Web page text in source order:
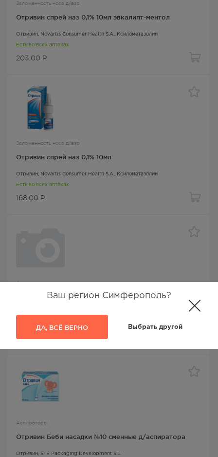
Ваш регион Симферополь?
ДА, ВСЁ ВЕРНО Выбрать другой
Заложенность носа д/взр
Отривин спрей наз 0,1% 10мл эвкалипт-ментол
Отривин , Novartis Consumer Health S.A., Ксилометазолин
Есть во всех аптеках
203.00 Р
Заложенность носа д/взр
Отривин спрей наз 0,1% 10мл
Отривин , Novartis Consumer Health S.A., Ксилометазолин
Есть во всех аптеках
168.00 Р
Аспираторы
Отривин Беби Комфорт насадки №10 сменные д/
Отривин, Novartis Consumer Health S.A.
462.00Р
Аспираторы
Отривин Беби насадки №10 сменные д/аспиратора
Отривин , STE Packaging Development S.L.